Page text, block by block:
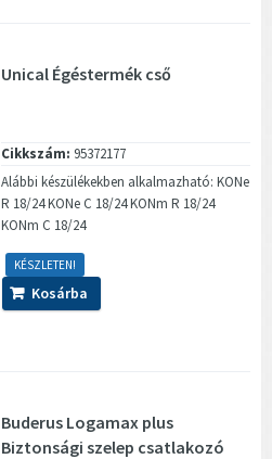
Unical Égéstermék cső
Cikkszám: 95372177
Alábbi készülékekben alkalmazható: KONe
R 18/24 KONe C 18/24 KONm R 18/24
KONm C 18/24
KÉSZLETEN!
Kosárba
Buderus Logamax plus
Biztonsági szelep csatlakozó